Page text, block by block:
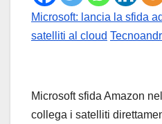
Microsoft: lancia la sfida
satelliti al cloud
Microsoft sfida Amazon
collega i satelliti